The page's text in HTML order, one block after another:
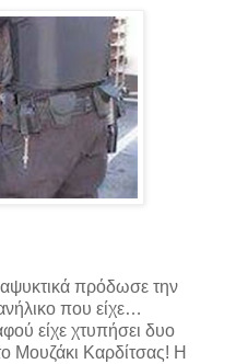
πρόδωσε την
που είχε…
είχε χτυπήσει δυο
Μουζάκι Καρδίτσας! Η